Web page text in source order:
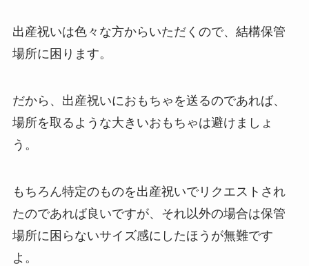
出産祝いは色々な方からいただくので、結構保管
場所に困ります。
だから、出産祝いにおもちゃを送るのであれば、
場所を取るような大きいおもちゃは避けましょ
う。
もちろん特定のものを出産祝いでリクエストされ
たのであれば良いですが、それ以外の場合は保管
場所に困らないサイズ感にしたほうが無難です
よ。